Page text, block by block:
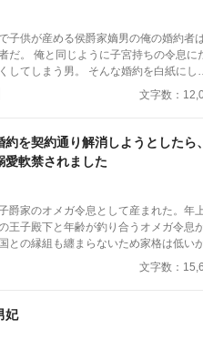
子供が産める侯爵家嫡男の俺の婚約者は
だ。 俺と同じように子宮持ちの令息に
してしまう男。 そんな婚約を白紙にし
婚約者がおかしくなりはじめた……。
文字数：
約を契約通り解消しようとしたら、
愛軟禁されました
爵家のオメガ令息として産まれた。年
王子殿下と年齢が釣り合うオメガ令息
との縁組も纏まらないため家格は低い
応婚約をしている。王子のことは兄の
り、初恋の人ではあるけれど、契約終了
ところが婚約解消時期の直前に王子宮に
文字数：
妃